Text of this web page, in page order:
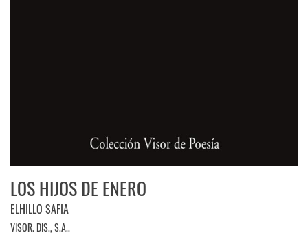
LOS HIJOS DE ENERO
ELHILLO SAFIA
VISOR. DIS., S.A..